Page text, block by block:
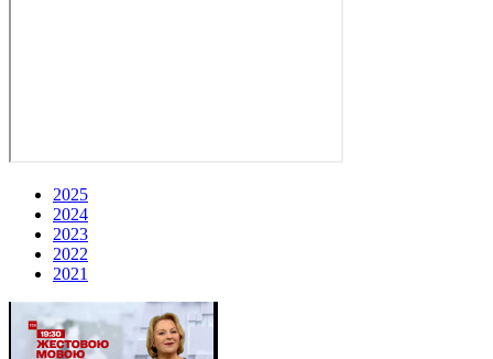
2025
2024
2023
2022
2021